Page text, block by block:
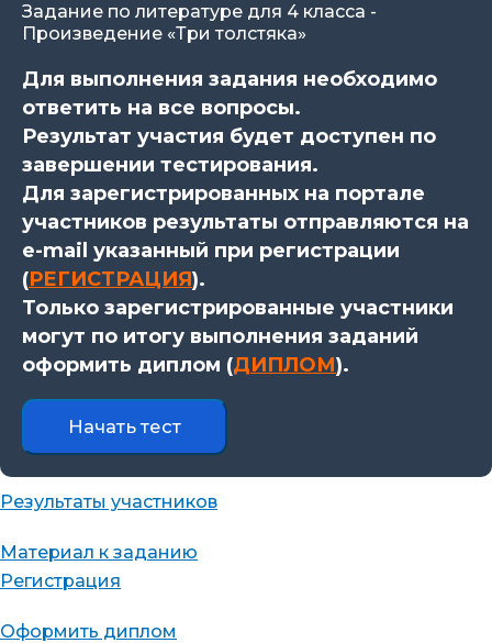
Задание по литературе для 4 класса -
Произведение «Три толстяка»
Для выполнения задания необходимо
ответить на все вопросы.
Результат участия будет доступен по
завершении тестирования.
Для зарегистрированных на портале
участников результаты отправляются на
e-mail указанный при регистрации
(РЕГИСТРАЦИЯ).
Только зарегистрированные участники
могут по итогу выполнения заданий
оформить диплом (ДИПЛОМ).
Результаты участников
Материал к заданию
Регистрация
Оформить диплом